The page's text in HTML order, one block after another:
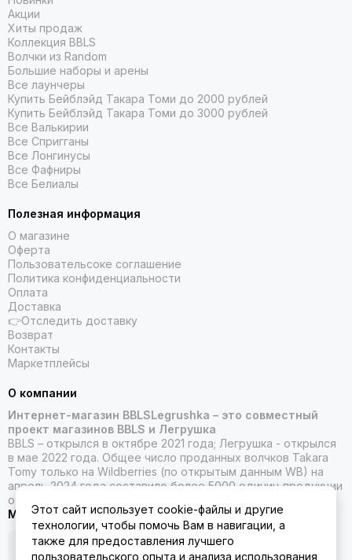
Акции
Хиты продаж
Коллекция BBLS
Волчки из Random
Большие наборы и арены
Все лаунчеры
Купить Бейблэйд Такара Томи до 2000 рублей
Купить Бейблэйд Такара Томи до 3000 рублей
Все Валькирии
Все Спригганы
Все Лонгинусы
Все Фафниры
Все Белиалы
Полезная информация
О магазине
Оферта
Пользовательсоке соглашение
Политика конфиденциальности
Оплата
Доставка
👉Отследить доставку
Возврат
Контакты
Маркетплейсы
О компании
Интернет-магазин BBLSLegrushka – это совместный
проект магазинов BBLS и Легрушка
BBLS – открылся в октябре 2021 года; Легрушка - открылся
в мае 2022 года. Общее число проданных волчков Takara
Tomy только на Wildberries (по открытым данным WB) на
апрель 2024 года составило более 5000 единиц продукции
от Такара Томи.
Мы в социальных сетях
Этот сайт использует cookie-файлы и другие
технологии, чтобы помочь Вам в навигации, а
также для предоставления лучшего
пользовательского опыта и анализа использования